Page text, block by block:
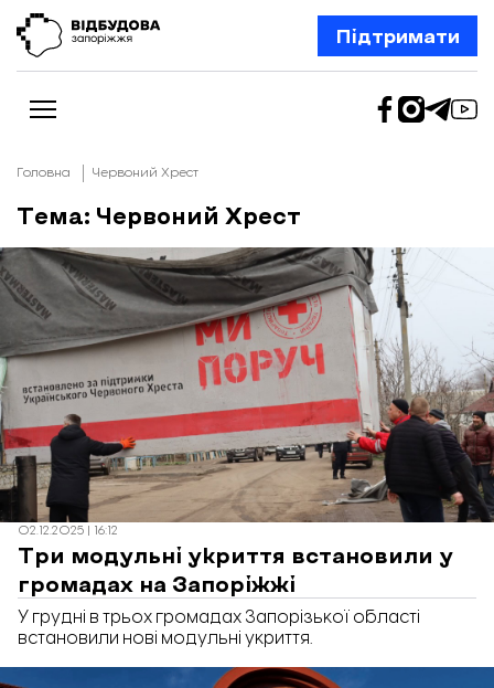
Підтримати
Новини
Відбудова Запоріжжя
Ексклюзив
Бізнес
Шлях додому
Відбудова. Життя
Про нас
Редакційна політика
Головна Червоний Хрест
Тема: Червоний Хрест
02.12.2025 | 16:12
Три модульні укриття встановили у
громадах на Запоріжжі
У грудні в трьох громадах Запорізької області
встановили нові модульні укриття.